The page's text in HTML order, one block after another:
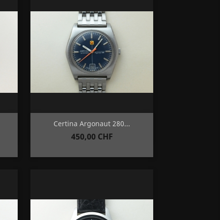
Certina Argonaut 280...
Prix
450,00 CHF
Aperçu rapide